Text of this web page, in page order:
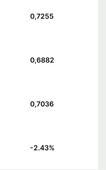
0,7255
0,6882
0,7036
-2.43%